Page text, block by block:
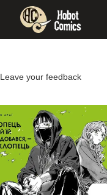
Leave your feedback